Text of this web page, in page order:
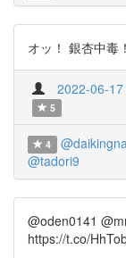
オッ！ 銀杏中
2022-06-
5
4
@tadori9
@oden0141
https://t.co/